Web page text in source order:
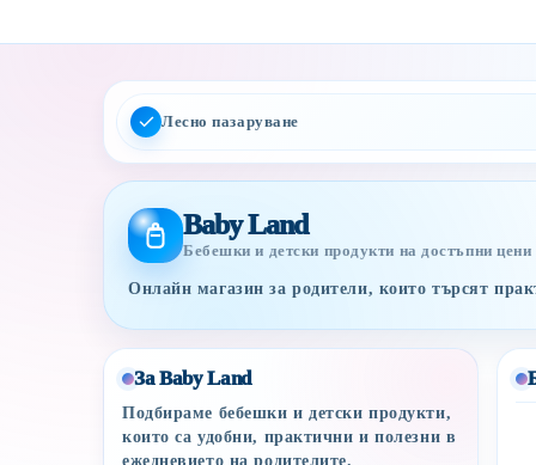
Лесно пазаруване
Baby Land
Бебешки и детски продукти на достъпни цени
Онлайн магазин за родители, които търсят
За Baby Land
Подбираме бебешки и детски продукти,
които са удобни, практични и полезни в
ежедневието на родителите.